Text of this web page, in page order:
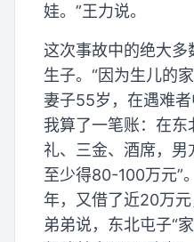
娃。”王力说。
这次事故中的绝大多
生子。“因为生儿的
妻子55岁，在遇难
我算了一笔账：在
礼、三金、酒席，男
至少得80-100万元”
年，又借了近20万
弟弟说，东北屯子“